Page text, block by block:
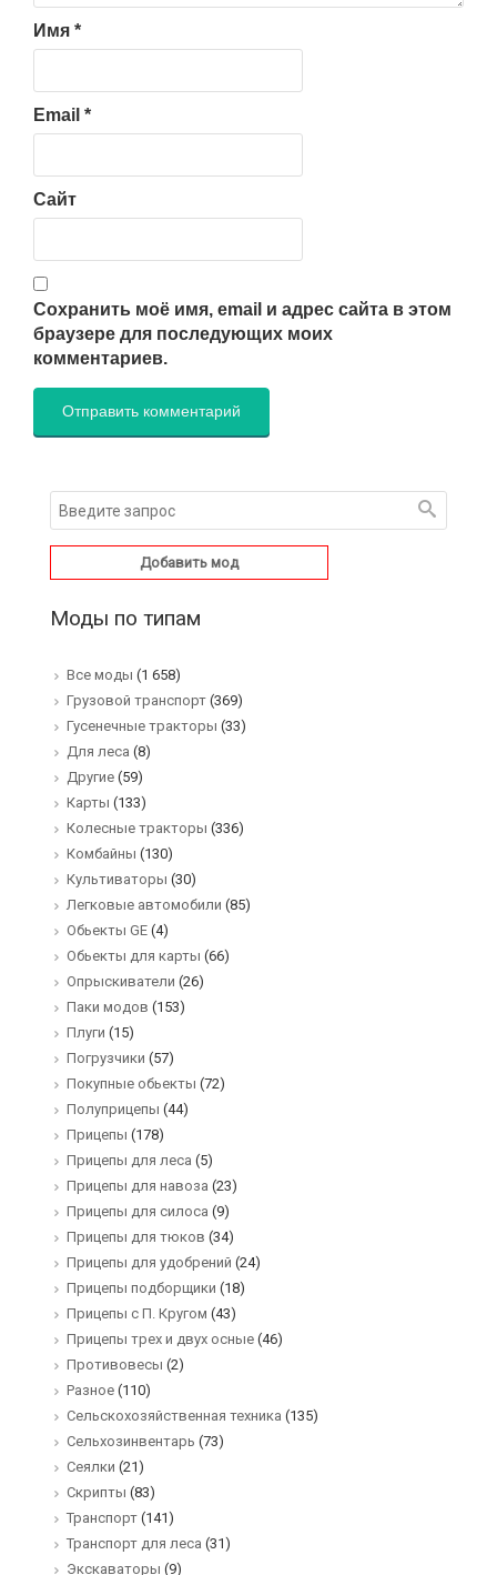
Имя *
Email *
Сайт
Сохранить моё имя, email и адрес сайта в этом
браузере для последующих моих
комментариев.
Добавить мод
Моды по типам
Все моды (1 658)
Грузовой транспорт (369)
Гусенечные тракторы (33)
Для леса (8)
Другие (59)
Карты (133)
Колесные тракторы (336)
Комбайны (130)
Культиваторы (30)
Легковые автомобили (85)
Обьекты GE (4)
Обьекты для карты (66)
Опрыскиватели (26)
Паки модов (153)
Плуги (15)
Погрузчики (57)
Покупные обьекты (72)
Полуприцепы (44)
Прицепы (178)
Прицепы для леса (5)
Прицепы для навоза (23)
Прицепы для силоса (9)
Прицепы для тюков (34)
Прицепы для удобрений (24)
Прицепы подборщики (18)
Прицепы с П. Кругом (43)
Прицепы трех и двух осные (46)
Противовесы (2)
Разное (110)
Сельскохозяйственная техника (135)
Сельхозинвентарь (73)
Сеялки (21)
Скрипты (83)
Транспорт (141)
Транспорт для леса (31)
Экскаваторы (9)